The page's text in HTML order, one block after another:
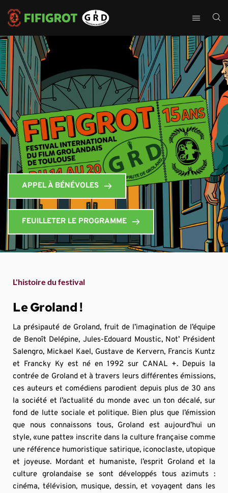
APPEL À BÉNÉVOLES
FEUILLETER LE PROGRAMME
L'histoire du festival
Le Groland !
La présipauté de Groland, fruit de l’imagination de l’équipe
de Benoît Delépine, Jules-Edouard Moustic, Not’ Président
Salengro, Mickael Kael, Gustave de Kervern, Francis Kuntz
et Francky Ky est né en 1992 sur CANAL +. Depuis la
contrée de Groland et à travers leurs différentes émissions,
ces auteurs et comédiens parodient depuis plus de 30 ans
la société et l’actualité du monde avec un ton décalé, sur
fond de lutte sociale et politique. Bien plus que l’émission
que nous connaissons tous, Groland est aujourd’hui un
style, «une patte» inscrite dans la culture française comme
une référence humoristique satirique, iconoclaste, utopique
et joyeuse. Mordant et humaniste, l’esprit Groland et la
culture grolandaise se sont développés tous azimuts :
cinéma, télévision, musique, dessin, et voyagent dans les